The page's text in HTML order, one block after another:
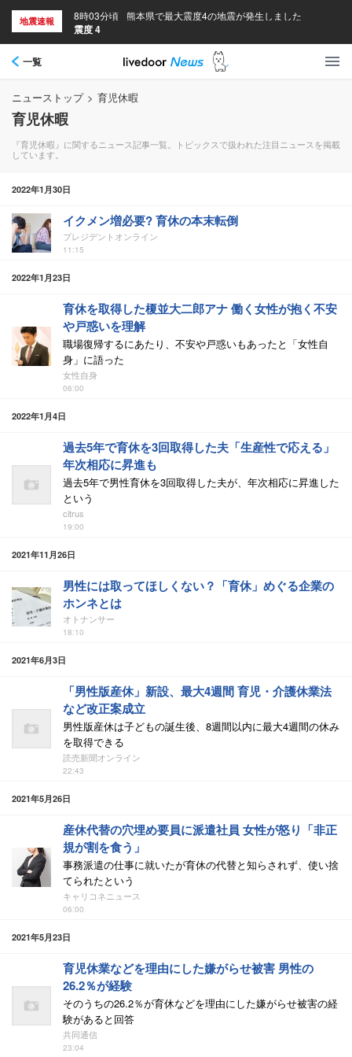
地震速報 8時03分頃 熊本県で最大震度4の地震が発生しました
震度 4
一覧
ニューストップ > 育児休暇
育児休暇
『育児休暇』に関するニュース記事一覧。トピックスで扱われた注目ニュースを掲載
しています。
2022年1月30日
イクメン増必要? 育休の本末転倒
プレジデントオンライン
11:15
2022年1月23日
育休を取得した榎並大二郎アナ 働く女性が抱く不安
や戸惑いを理解
職場復帰するにあたり、不安や戸惑いもあったと「女性自
身」に語った
女性自身
06:00
2022年1月4日
過去5年で育休を3回取得した夫「生産性で応える」
年次相応に昇進も
過去5年で男性育休を3回取得した夫が、年次相応に昇進した
という
citrus
19:00
2021年11月26日
男性には取ってほしくない？「育休」めぐる企業の
ホンネとは
オトナンサー
18:10
2021年6月3日
「男性版産休」新設、最大4週間 育児・介護休業法
など改正案成立
男性版産休は子どもの誕生後、8週間以内に最大4週間の休み
を取得できる
読売新聞オンライン
22:43
2021年5月26日
産休代替の穴埋め要員に派遣社員 女性が怒り「非正
規が割を食う」
事務派遣の仕事に就いたが育休の代替と知らされず、使い捨
てられたという
キャリコネニュース
06:00
2021年5月23日
育児休業などを理由にした嫌がらせ被害 男性の
26.2％が経験
そのうちの26.2％が育休などを理由にした嫌がらせ被害の経
験があると回答
共同通信
23:04